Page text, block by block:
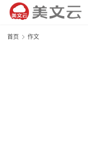
首页 作文